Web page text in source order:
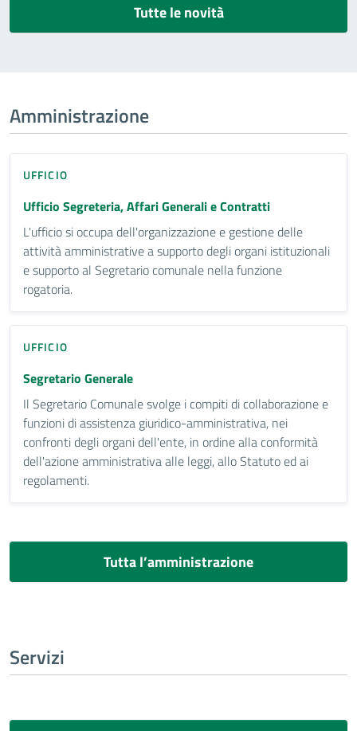
Tutte le novità
Amministrazione
UFFICIO
Ufficio Segreteria, Affari Generali e Contratti
L'ufficio si occupa dell'organizzazione e gestione delle
attività amministrative a supporto degli organi istituzionali
e supporto al Segretario comunale nella funzione
rogatoria.
UFFICIO
Segretario Generale
Il Segretario Comunale svolge i compiti di collaborazione e
funzioni di assistenza giuridico-amministrativa, nei
confronti degli organi dell'ente, in ordine alla conformità
dell'azione amministrativa alle leggi, allo Statuto ed ai
regolamenti.
Tutta l’amministrazione
Servizi